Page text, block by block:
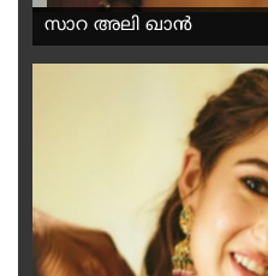
സാറ അലി ഖാൻ